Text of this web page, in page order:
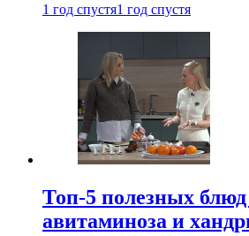
1 год спустя1 год спустя
Топ-5 полезных блюд
авитаминоза и